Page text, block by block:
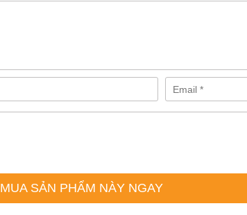
MUA SẢN PHẨM NÀY NGAY